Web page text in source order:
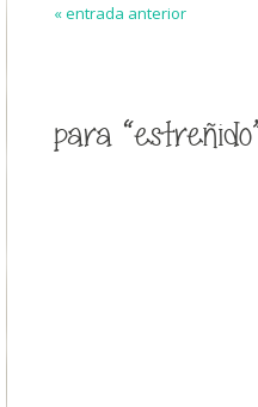
« entrada anterior
para